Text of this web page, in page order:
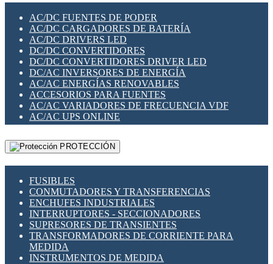
SWITCH Y MICROSWITCH
TARJETAS PI
UNIÓN Y DERIVACIÓN DE CABLE
PLACAS MODULARES IOT
SWITCHES Y REDES WIFI
SOLUCIONES IOT
SOLUCIONES LORAWAN
SOLUCIONES RED CELULAR
SEGURIDAD PARA REDES
SWITCHES LAN
TELEFONÍA IP (VOIP)
VIGILANCIA IP (CCTV)
MESHTASTIC
AC/DC FUENTES DE PODER
AC/DC CARGADORES DE BATERÍA
AC/DC DRIVERS LED
DC/DC CONVERTIDORES
DC/DC CONVERTIDORES DRIVER LED
DC/AC INVERSORES DE ENERGÍA
AC/AC ENERGÍAS RENOVABLES
ACCESORIOS PARA FUENTES
AC/AC VARIADORES DE FRECUENCIA VDF
AC/AC UPS ONLINE
PROTECCIÓN
FUSIBLES
CONMUTADORES Y TRANSFERENCIAS
ENCHUFES INDUSTRIALES
INTERRUPTORES - SECCIONADORES
SUPRESORES DE TRANSIENTES
TRANSFORMADORES DE CORRIENTE PARA
MEDIDA
INSTRUMENTOS DE MEDIDA